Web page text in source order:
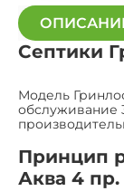
Септики
Модель
обслуживание
Принцип
Аква 4 пр.